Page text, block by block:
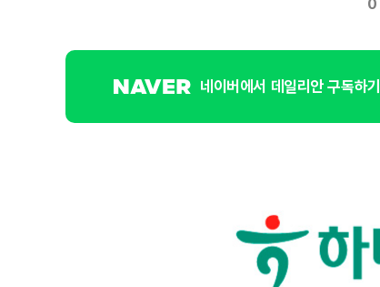
네이버에서 데일리안 구독하기